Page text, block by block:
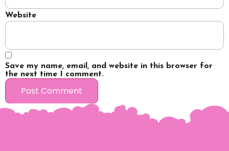
Website
Save my name, email, and website in this browser for
the next time I comment.